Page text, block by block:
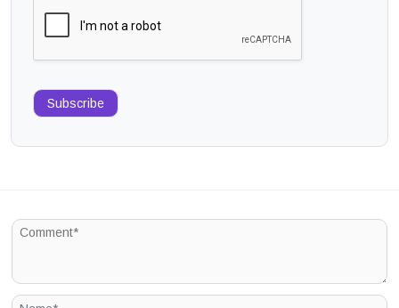
Subscribe